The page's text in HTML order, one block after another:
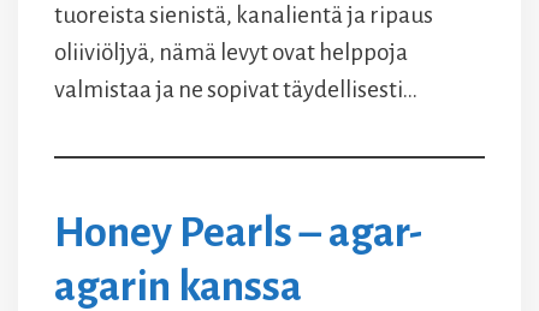
tuoreista sienistä, kanalientä ja ripaus
oliiviöljyä, nämä levyt ovat helppoja
valmistaa ja ne sopivat täydellisesti…
Honey Pearls – agar-
agarin kanssa